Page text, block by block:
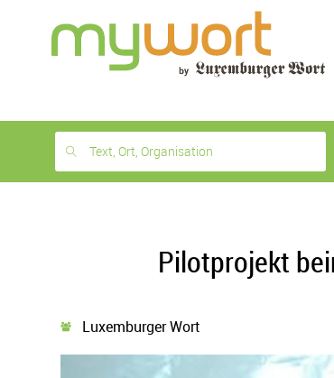
month
free
Text, Ort, Organisation
Pilotprojekt
Luxemburger Wort